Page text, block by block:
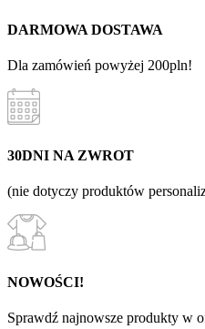
DARMOWA DOSTAWA
Dla zamówień powyżej 200pln!
30DNI NA ZWROT
(nie dotyczy produktów
NOWOŚCI!
Sprawdź najnowsze produkty w